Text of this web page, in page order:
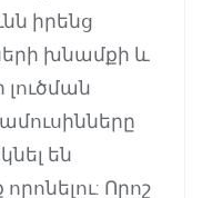
իրենց
խնամքի և
են
Որոշ